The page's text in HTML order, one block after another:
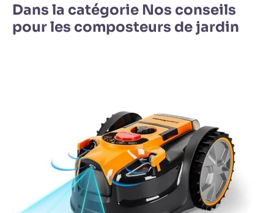
Dans la catégorie Nos conseils
pour les composteurs de jardin